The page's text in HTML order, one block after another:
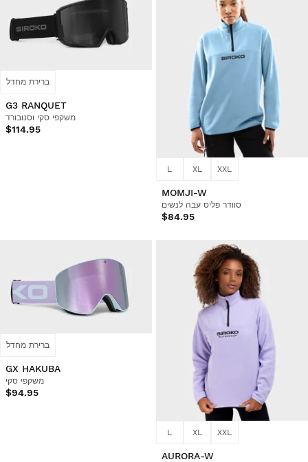
ברירת מחדל
G3 RANQUET
משקפי סקי וסנובורד
$114.95
L XL XXL
MOMJI-W
סוודר פליס עבה לנשים
$84.95
ברירת מחדל
GX HAKUBA
משקפי סקי
$94.95
L XL XXL
AURORA-W